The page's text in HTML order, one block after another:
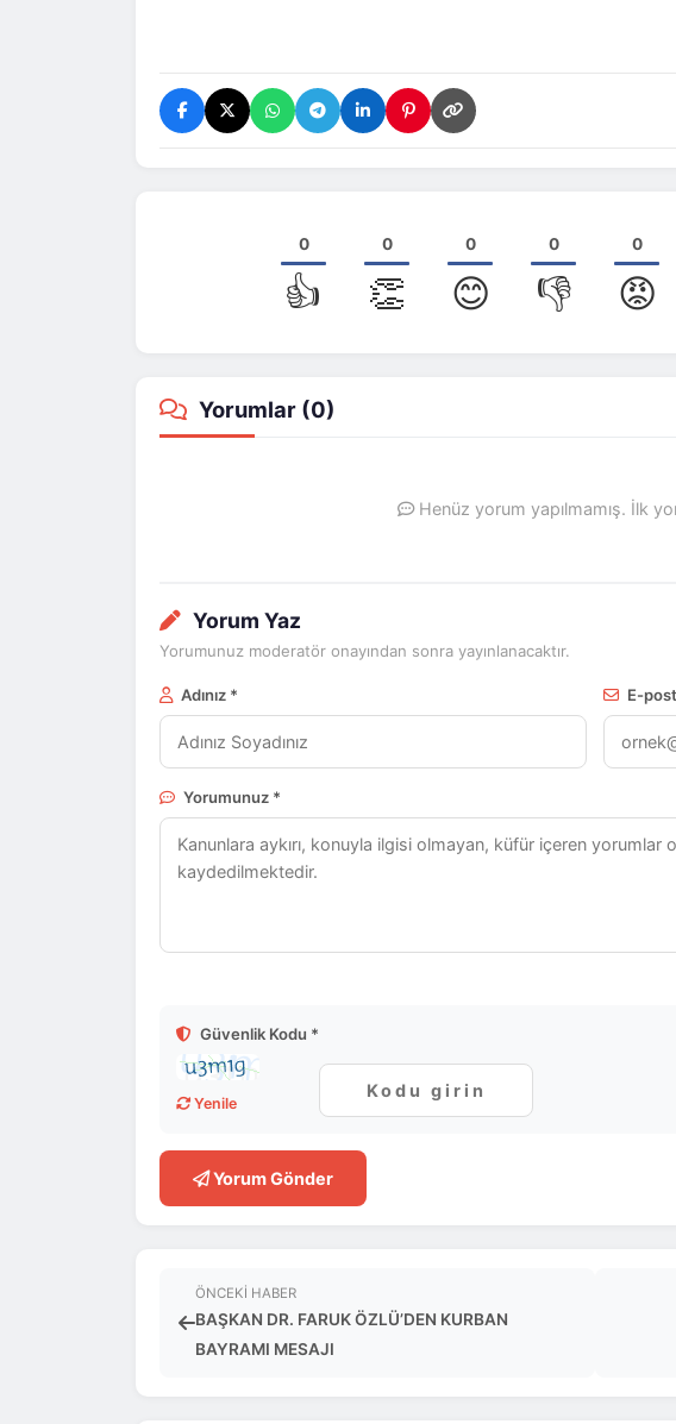
0
👍
0
👏
0
😊
0
👎
0
😡
Yorumlar (0)
Henüz yorum yapılmamış. İlk
Yorum Yaz
Yorumunuz moderatör onayından sonra yayınlanacaktır.
Adınız * E-
Yorumunuz *
Güvenlik Kodu *
Yenile
Yorum Gönder
ÖNCEKI HABER
BAŞKAN DR. FARUK ÖZLÜ’DEN KURBAN
BAYRAMI MESAJI